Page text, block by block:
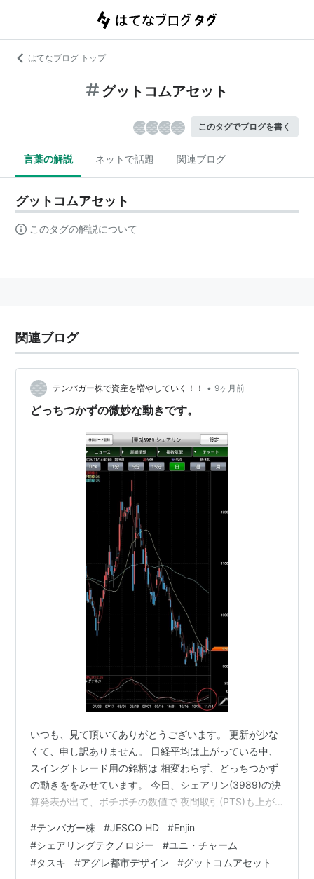
はてなブログ トップ
グットコムアセット
このタグでブログを書く
言葉の解説 ネットで話題 関連ブログ
グットコムアセット
このタグの解説について
関連ブログ
テンバガー株で資産を増やしていく！！ • 9ヶ月前
どっちつかずの微妙な動きです。
いつも、見て頂いてありがとうございます。 更新が少な
くて、申し訳ありません。 日経平均は上がっている中、
スイングトレード用の銘柄は 相変わらず、どっちつかず
の動きををみせています。 今日、シェアリン(3989)の決
算発表が出て、ボチボチの数値で 夜間取引(PTS)も上が
うところですが、、。 シェアリングテクノロジーの日足
チャートです。 冒頭の文のように、今日、決算発表が出
てまずまずだったので PTSも1030円辺りを付けていて、
#テンバガー株 #JESCO HD #Enjin
#シェアリングテクノロジー #ユニ・チャーム
#タスキ #アグレ都市デザイン #グットコムアセット